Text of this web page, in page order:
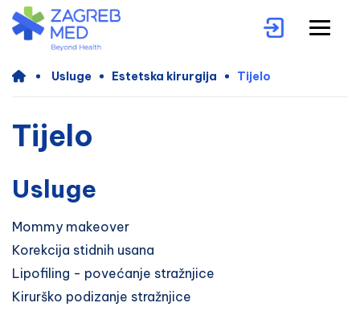
Usluge Estetska kirurgija Tijelo
Tijelo
Usluge
Mommy makeover
Korekcija stidnih usana
Lipofiling - povećanje stražnjice
Kirurško podizanje stražnjice